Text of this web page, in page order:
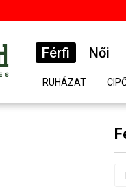
Férfi Női
RUHÁZAT